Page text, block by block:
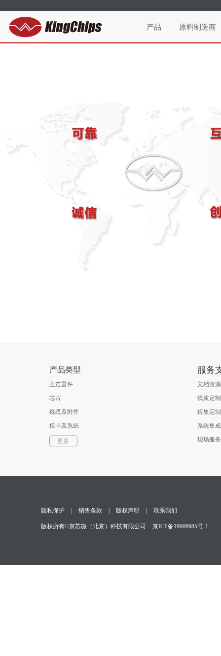
产品 原料制造商
产品类型
互连器件
芯片
线缆及附件
板卡及系统
软件更多
服务
文档资源
线束定制
板集定制
系统集成
现场服务
隐私保护 销售条款 版权声明 联系我们
版权所有©京芯微（北京）科技有限公司 京ICP备19006985号-1